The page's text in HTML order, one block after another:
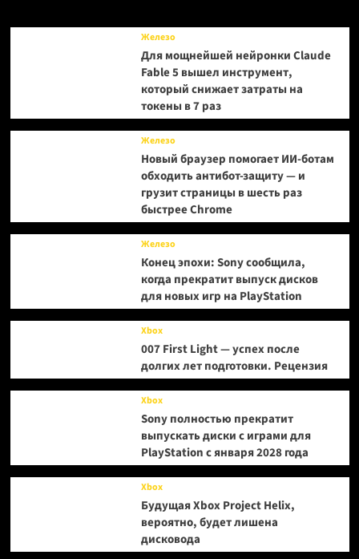
Железо
Для мощнейшей нейронки Claude
Fable 5 вышел инструмент,
который снижает затраты на
токены в 7 раз
Железо
Новый браузер помогает ИИ-ботам
обходить антибот-защиту — и
грузит страницы в шесть раз
быстрее Chrome
Железо
Конец эпохи: Sony сообщила,
когда прекратит выпуск дисков
для новых игр на PlayStation
Xbox
007 First Light — успех после
долгих лет подготовки. Рецензия
Xbox
Sony полностью прекратит
выпускать диски с играми для
PlayStation с января 2028 года
Xbox
Будущая Xbox Project Helix,
вероятно, будет лишена
дисковода